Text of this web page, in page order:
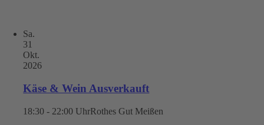
Sa.
31
Okt.
2026
Käse & Wein Ausverkauft
18:30 - 22:00 UhrRothes Gut Meißen